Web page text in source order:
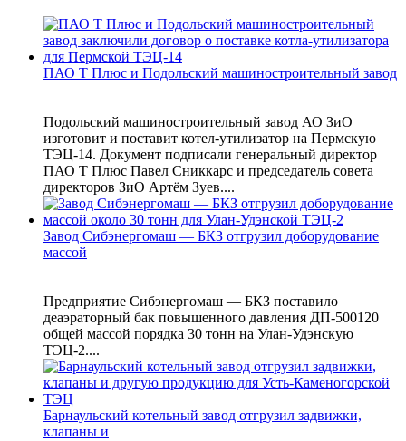
ПАО Т Плюс и Подольский машиностроительный завод
Подольский машиностроительный завод АО ЗиО
изготовит и поставит котел-утилизатор на Пермскую
ТЭЦ-14. Документ подписали генеральный директор
ПАО Т Плюс Павел Сниккарс и председатель совета
директоров ЗиО Артём Зуев....
Завод Сибэнергомаш — БКЗ отгрузил доборудование
массой
Предприятие Сибэнергомаш — БКЗ поставило
деаэраторный бак повышенного давления ДП‑500120
общей массой порядка 30 тонн на Улан‑Удэнскую
ТЭЦ‑2....
Барнаульский котельный завод отгрузил задвижки,
клапаны и